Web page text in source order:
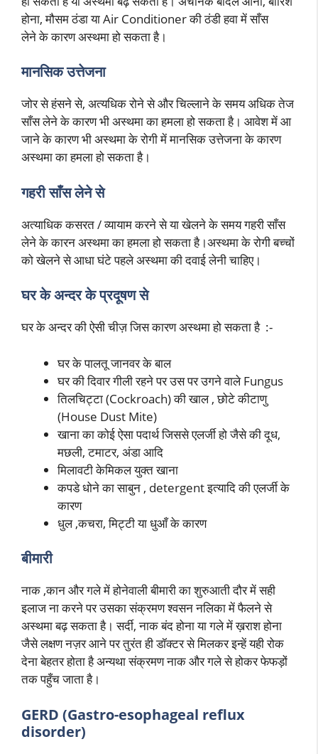
होना, मौसम ठंडा या Air Conditioner की ठंडी हवा में साँस
लेने के कारण अस्थमा हो सकता है।
मानसिक उत्तेजना
जोर से हंसने से, अत्यधिक रोने से और चिल्लाने के समय अधिक तेज
साँस लेने के कारण भी अस्थमा का हमला हो सकता है। आवेश में आ
जाने के कारण भी अस्थमा के रोगी में मानसिक उत्तेजना के कारण
अस्थमा का हमला हो सकता है।
गहरी साँस लेने से
अत्याधिक कसरत / व्यायाम करने से या खेलने के समय गहरी साँस
लेने के कारन अस्थमा का हमला हो सकता है।अस्थमा के रोगी बच्चों
को खेलने से आधा घंटे पहले अस्थमा की दवाई लेनी चाहिए।
घर के अन्दर के प्रदूषण से
घर के अन्दर की ऐसी चीज़ जिस कारण अस्थमा हो सकता है :-
घर के पालतू जानवर के बाल
घर की दिवार गीली रहने पर उस पर उगने वाले Fungus
तिलचिट्टा (Cockroach) की खाल , छोटे कीटाणु
(House Dust Mite)
खाना का कोई ऐसा पदार्थ जिससे एलर्जी हो जैसे की दूध,
मछली, टमाटर, अंडा आदि
मिलावटी केमिकल युक्त खाना
कपडे धोने का साबुन , detergent इत्यादि की एलर्जी के
कारण
धुल ,कचरा, मिट्टी या धुआँ के कारण
बीमारी
नाक ,कान और गले में होनेवाली बीमारी का शुरुआती दौर में सही
इलाज ना करने पर उसका संक्रमण श्वसन नलिका में फैलने से
अस्थमा बढ़ सकता है। सर्दी, नाक बंद होना या गले में ख़राश होना
जैसे लक्षण नज़र आने पर तुरंत ही डॉक्टर से मिलकर इन्हें यही रोक
देना बेहतर होता है अन्यथा संक्रमण नाक और गले से होकर फेफड़ों
तक पहुँच जाता है।
GERD (Gastro-esophageal reflux
disorder)